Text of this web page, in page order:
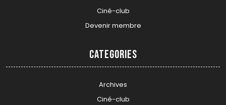
Ciné-club
Devenir membre
Categories
Archives
Ciné-club